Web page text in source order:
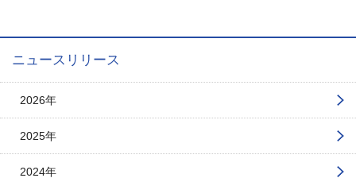
ニュースリリース
2026年
2025年
2024年